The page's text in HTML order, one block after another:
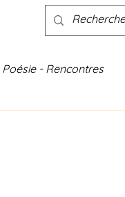
Poésie - Rencontres